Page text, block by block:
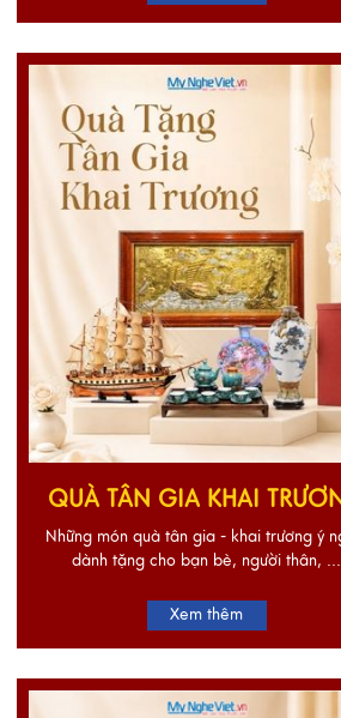
QUÀ TÂN GIA KHAI
Những món quà tân gia - khai trương ý
dành tặng cho bạn bè, người thân, ...
Xem thêm